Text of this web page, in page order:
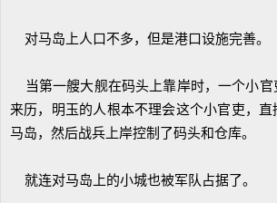
对马岛上人口不多，但是港口设施完善。
当第一艘大舰在码头上靠岸时，一个小官
来历，明玉的人根本不理会这个小官吏，
马岛，然后战兵上岸控制了码头和仓库。
就连对马岛上的小城也被军队占据了。